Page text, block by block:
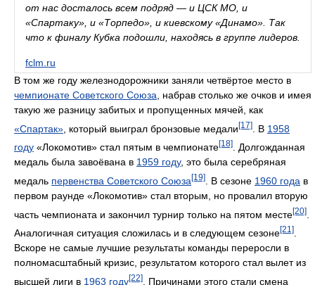
от нас досталось всем подряд — и ЦСК МО, и
«Спартаку», и «Торпедо», и киевскому «Динамо». Так
что к финалу Кубка подошли, находясь в группе лидеров.
fclm.ru
В том же году железнодорожники заняли четвёртое место в
чемпионате Советского Союза , набрав столько же очков и имея
такую же разницу забитых и пропущенных мячей, как
«Спартак» , который выиграл бронзовые медали[17] . В 1958
году «Локомотив» стал пятым в чемпионате[18]
. Долгожданная
медаль была завоёвана в 1959 году, это была серебряная
медаль первенства Советского Союза[19] . В сезоне 1960 года в
первом раунде «Локомотив» стал вторым, но провалил вторую
часть чемпионата и закончил турнир только на пятом месте[20]
Аналогичная ситуация сложилась и в следующем сезоне[21]
Вскоре не самые лучшие результаты команды переросли в
полномасштабный кризис, результатом которого стал вылет из
высшей лиги в 1963 году[22] . Причинами этого стали смена